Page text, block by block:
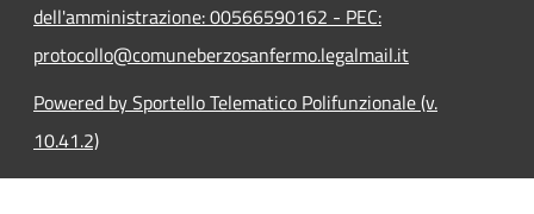
dell'amministrazione: 00566590162 - PEC:
protocollo@comuneberzosanfermo.legalmail.it
Powered by Sportello Telematico Polifunzionale (v.
10.41.2)